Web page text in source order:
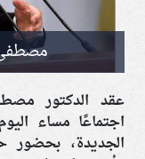
عقد الدكتور
اجتماعًا مساء
الجديدة، بحضور